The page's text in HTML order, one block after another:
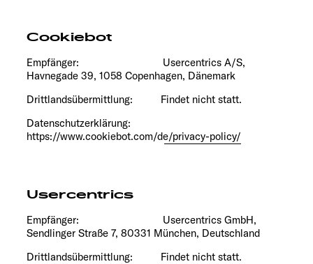
Cookiebot
Empfänger: Usercentrics A/S,
Havnegade 39, 1058 Copenhagen, Dänemark
Drittlandsübermittlung: Findet nicht statt.
Datenschutzerklärung:
https://www.cookiebot.com/de/privacy-policy/
Usercentrics
Empfänger: Usercentrics GmbH,
Sendlinger Straße 7, 80331 München, Deutschland
Drittlandsübermittlung: Findet nicht statt.